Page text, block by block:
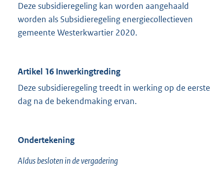
Deze subsidieregeling kan worden aangehaald
worden als Subsidieregeling energiecollectieven
gemeente Westerkwartier 2020.
Artikel 16 Inwerkingtreding
Deze subsidieregeling treedt in werking op de eerste
dag na de bekendmaking ervan.
Ondertekening
Aldus besloten in de vergadering